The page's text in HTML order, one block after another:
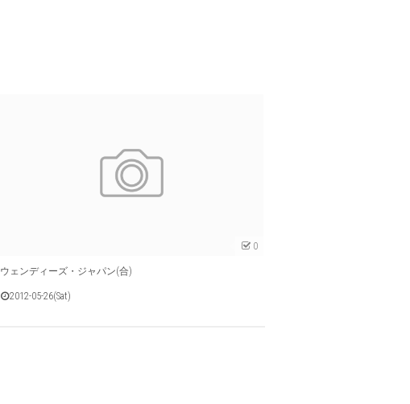
0
ウェンディーズ・ジャパン(合)
2012-05-26(Sat)